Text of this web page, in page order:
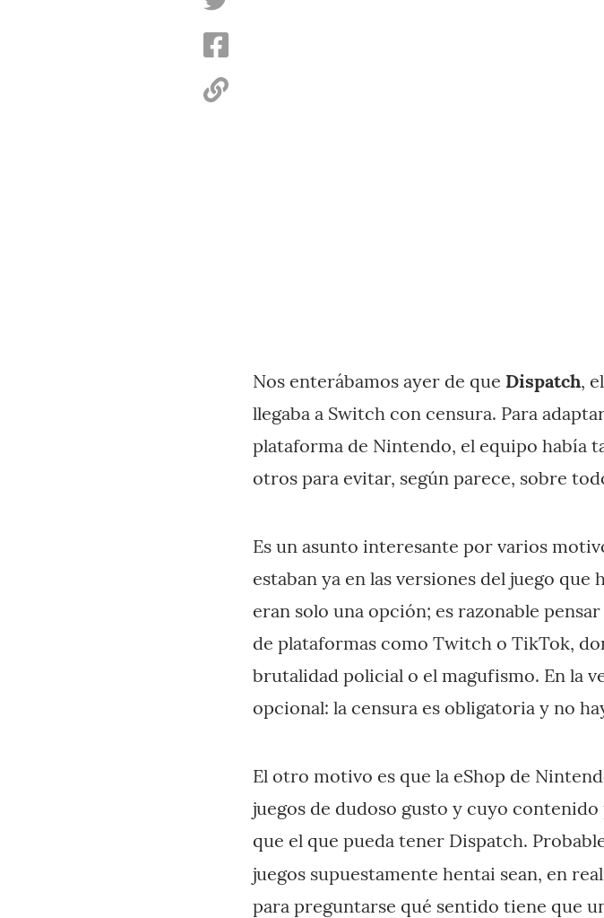
Nos enterábamos ayer de que Dispatch,
llegaba a Switch con censura. Para
plataforma de Nintendo, el equipo había
otros para evitar, según parece, sobre
Es un asunto interesante por varios
estaban ya en las versiones del juego
eran solo una opción; es razonable
de plataformas como Twitch o TikTok,
brutalidad policial o el magufismo. En la
opcional: la censura es obligatoria y no
El otro motivo es que la eShop de
juegos de dudoso gusto y cuyo
que el que pueda tener Dispatch.
juegos supuestamente hentai sean, en
para preguntarse qué sentido tiene que